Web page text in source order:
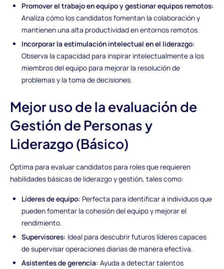
Promover el trabajo en equipo y gestionar equipos remotos:
Analiza cómo los candidatos fomentan la colaboración y
mantienen una alta productividad en entornos remotos.
Incorporar la estimulación intelectual en el liderazgo:
Observa la capacidad para inspirar intelectualmente a los
miembros del equipo para mejorar la resolución de
problemas y la toma de decisiones.
Mejor uso de la evaluación de
Gestión de Personas y
Liderazgo (Básico)
Óptima para evaluar candidatos para roles que requieren
habilidades básicas de liderazgo y gestión, tales como:
Líderes de equipo: Perfecta para identificar a individuos que
pueden fomentar la cohesión del equipo y mejorar el
rendimiento.
Supervisores: Ideal para descubrir futuros líderes capaces
de supervisar operaciones diarias de manera efectiva.
Asistentes de gerencia: Ayuda a detectar talentos